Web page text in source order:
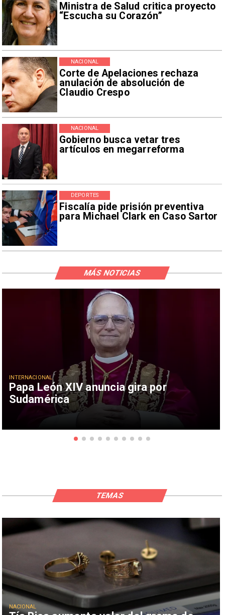
Ministra de Salud critica proyecto
“Escucha su Corazón”
Corte de Apelaciones rechaza
anulación de absolución de
Claudio Crespo
NACIONAL
Gobierno busca vetar tres
artículos en megarreforma
NACIONAL
Fiscalía pide prisión preventiva
para Michael Clark en Caso Sartor
DEPORTES
Papa León XIV anuncia gira por
Sudamérica
INTERNACIONAL
MÁS NOTICIAS
NACIONAL
TEMAS